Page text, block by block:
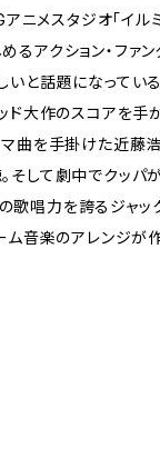
ニメスタジオ「イル
アクション・ファン
と話題になっている
ド大作のスコアを手
曲を手掛けた近藤
して劇中でクッパ
歌唱力を誇るジャッ
ム音楽のアレンジが